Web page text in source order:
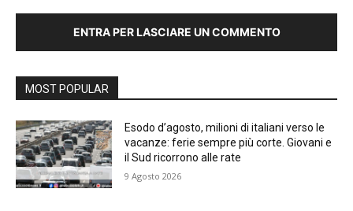
ENTRA PER LASCIARE UN COMMENTO
MOST POPULAR
Esodo d’agosto, milioni di italiani verso le
vacanze: ferie sempre più corte. Giovani e
il Sud ricorrono alle rate
9 Agosto 2026